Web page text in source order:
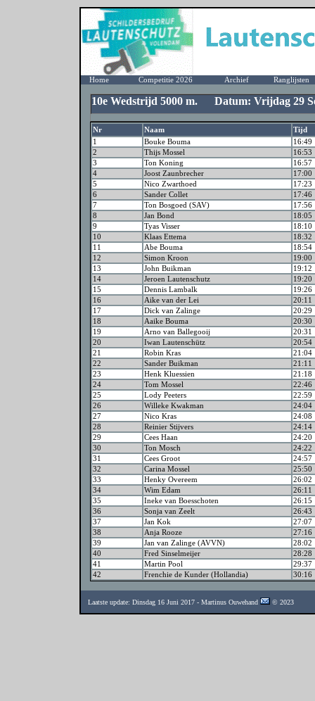
Home Competitie 2026 Archief Ranglijsten
10e Wedstrijd 5000 m. Datum: Vrijdag 29
Nr Naam
Tijd
1
Bouke Bouma
16:49
2
Thijs Mossel
16:53
3
Ton Koning
16:57
4
Joost Zaunbrecher
17:00
5
Nico Zwarthoed
17:23
6
Sander Collet
17:46
7
Ton Bosgoed (SAV)
17:56
8
Jan Bond
18:05
9
Tyas Visser
18:10
10
Klaas Ettema
18:32
11
Abe Bouma
18:54
12
Simon Kroon
19:00
13
John Buikman
19:12
14
Jeroen Lautenschutz
19:20
15
Dennis Lambalk
19:26
16
Aike van der Lei
20:11
17
Dick van Zalinge
20:29
18
Aaike Bouma
20:30
19
Arno van Ballegooij
20:31
20
Iwan Lautenschütz
20:54
21
Robin Kras
21:04
22
Sander Buikman
21:11
23
Henk Kluessien
21:18
24
Tom Mossel
22:46
25
Lody Peeters
22:59
26
Willeke Kwakman
24:04
27
Nico Kras
24:08
28
Reinier Stijvers
24:14
29
Cees Haan
24:20
30
Ton Mosch
24:22
31
Cees Groot
24:57
32
Carina Mossel
25:50
33
Henky Overeem
26:02
34
Wim Edam
26:11
35
Ineke van Boesschoten
26:15
36
Sonja van Zeelt
26:43
37
Jan Kok
27:07
38
Anja Rooze
27:16
39
Jan van Zalinge (AVVN)
28:02
40
Fred Sinselmeijer
28:28
41
Martin Pool
29:37
42
Frenchie de Kunder (Hollandia) 30:16
Laatste update: Dinsdag 16 Juni 2017 - Martinus Ouwehand © 2023